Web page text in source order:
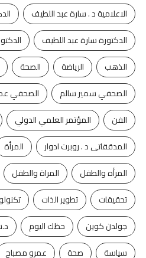
الاعلامية د . سارة عبد اللطيف
الدكتورة سارة عبد اللطيف
الذهب
الرياضة الصحة
الصحفي سمير سالم
الصحفي
الفن
المؤتمر العلمي الدولي
المدققاتى د . روبرت ادوار
المرأة
المرأه والطفل
المراة والطفل
تحقيقات
تطوير الذات
جولدن كوين
حظك اليوم
سياسة
صحة عمرو مصباح